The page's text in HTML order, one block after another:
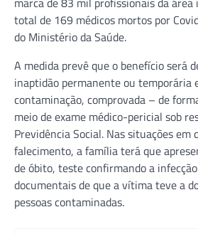
total de 169 médicos mortos por
do Ministério da Saúde.
A medida prevê que o benefício será
inaptidão permanente ou temporária
contaminação, comprovada – de
meio de exame médico-pericial sob
Previdência Social. Nas situações em
falecimento, a família terá que
de óbito, teste confirmando a
documentais de que a vítima teve a
pessoas contaminadas.